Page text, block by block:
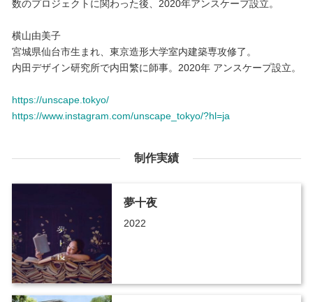
数のプロジェクトに関わった後、2020年アンスケープ設立。
横山由美子
宮城県仙台市生まれ、東京造形大学室内建築専攻修了。
内田デザイン研究所で内田繁に師事。2020年 アンスケープ設立。
https://unscape.tokyo/
https://www.instagram.com/unscape_tokyo/?hl=ja
制作実績
夢十夜
2022